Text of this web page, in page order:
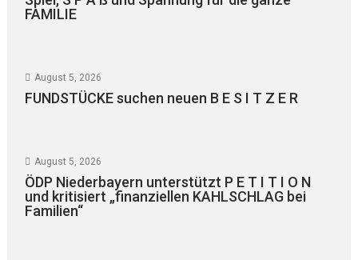
FAMILIE
August 5, 2026
FUNDSTÜCKE suchen neuen B E S I T Z E R
August 5, 2026
ÖDP Niederbayern unterstützt P E T I T I O N
und kritisiert „finanziellen KAHLSCHLAG bei
Familien“